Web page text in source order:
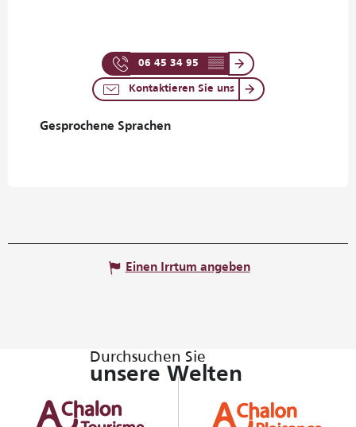
06 45 34 95 ▒▒
Kontaktieren Sie uns
Gesprochene Sprachen
Gesprochene Sprachen
Einen Irrtum angeben
Durchsuchen Sie
unsere Welten